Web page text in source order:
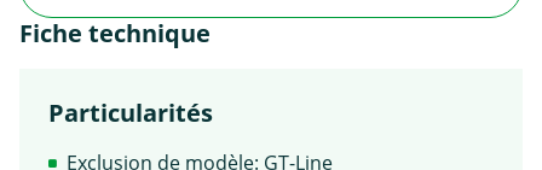
Fiche technique
Particularités
Exclusion de modèle: GT-Line